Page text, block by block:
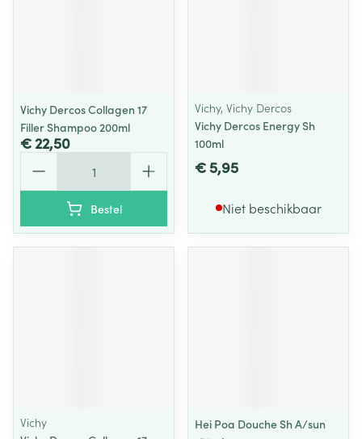
Vichy Dercos Collagen 17
Filler Shampoo 200ml
€ 22,50
Bestel
Vichy, Vichy Dercos
Vichy Dercos Energy Sh
100ml
€ 5,95
Niet beschikbaar
Vichy
Hei Poa Douche Sh A/sun